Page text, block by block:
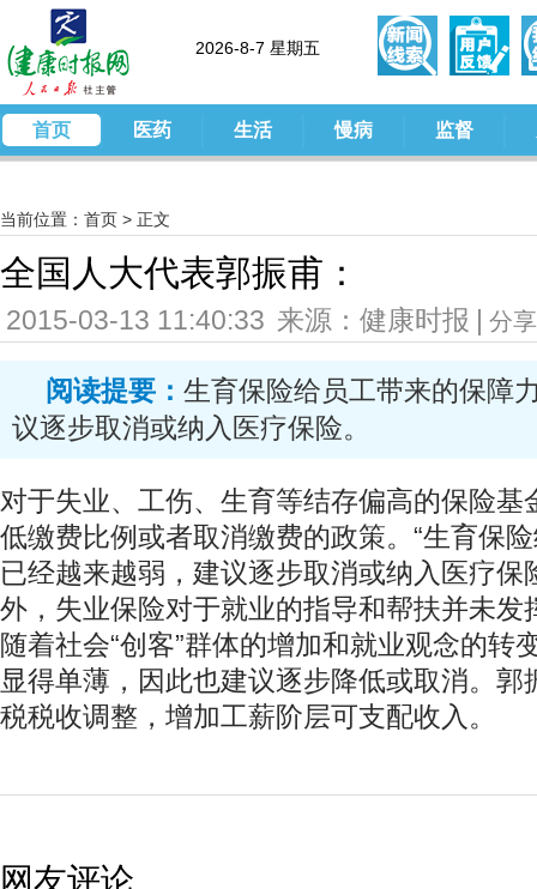
2026-8-7 星期五
首页 医药 生活 慢病 监督
当前位置： 首页 > 正文
全国人大代表郭振甫：
2015-03-13 11:40:33 来源：健康时报 | 分享
阅读提要： 生育保险给员工带来的保障
议逐步取消或纳入医疗保险。
对于失业、工伤、生育等结存偏高的保险基
低缴费比例或者取消缴费的政策。“生育保
已经越来越弱，建议逐步取消或纳入医疗保
外，失业保险对于就业的指导和帮扶并未发
随着社会“创客”群体的增加和就业观念的转
显得单薄，因此也建议逐步降低或取消。郭
税税收调整，增加工薪阶层可支配收入。
网友评论